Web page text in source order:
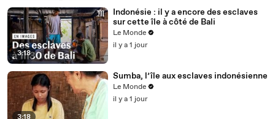
3:18
Indonésie : il y a encore des esclaves
sur cette île à côté de Bali
Le Monde
il y a 1 jour
Sumba, l’île aux esclaves indonésienne
Le Monde
il y a 1 jour